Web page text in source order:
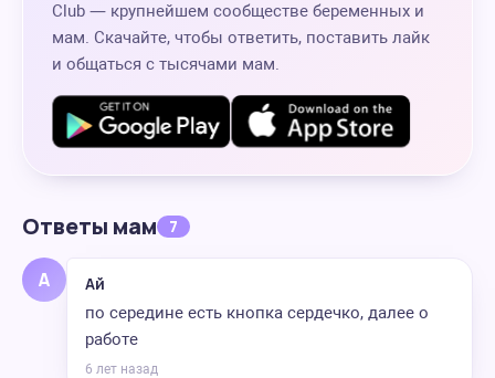
Club — крупнейшем сообществе беременных и
мам. Скачайте, чтобы ответить, поставить лайк
и общаться с тысячами мам.
Ответы мам 7
А Ай
по середине есть кнопка сердечко, далее о
работе
6 лет назад